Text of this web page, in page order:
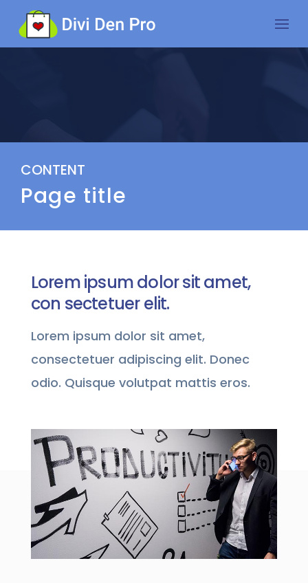
CONTENT
Page title
Lorem ipsum dolor sit amet,
con sectetuer elit.
Lorem ipsum dolor sit amet,
consectetuer adipiscing elit. Donec
odio. Quisque volutpat mattis eros.